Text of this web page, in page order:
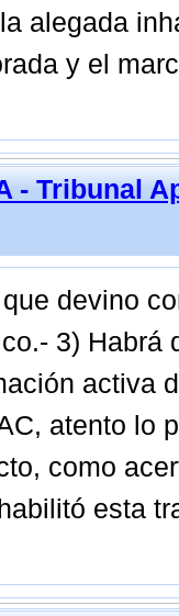
alegada
y el
- Tribunal
devino
3) Habrá
activa
atento lo
como
esta